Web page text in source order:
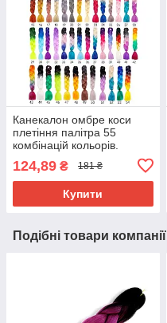
Канекалон омбре коси
плетіння палітра 55
комбінацій кольорів.
Термостійкий
124,89 ₴ 181 ₴
Купити
Подібні товари компанії